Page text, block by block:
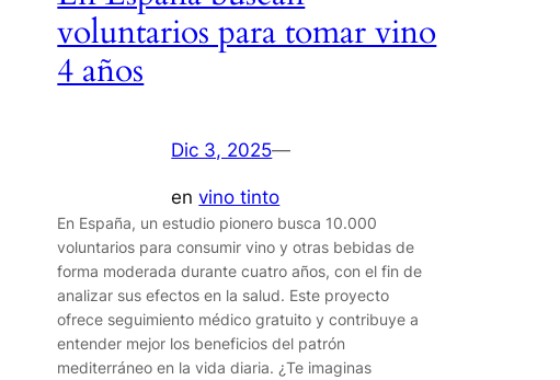
voluntarios para tomar vino
4 años
Dic 3, 2025—
envino tinto
En España, un estudio pionero busca 10.000
voluntarios para consumir vino y otras bebidas de
forma moderada durante cuatro años, con el fin de
analizar sus efectos en la salud. Este proyecto
ofrece seguimiento médico gratuito y contribuye a
entender mejor los beneficios del patrón
mediterráneo en la vida diaria. ¿Te imaginas